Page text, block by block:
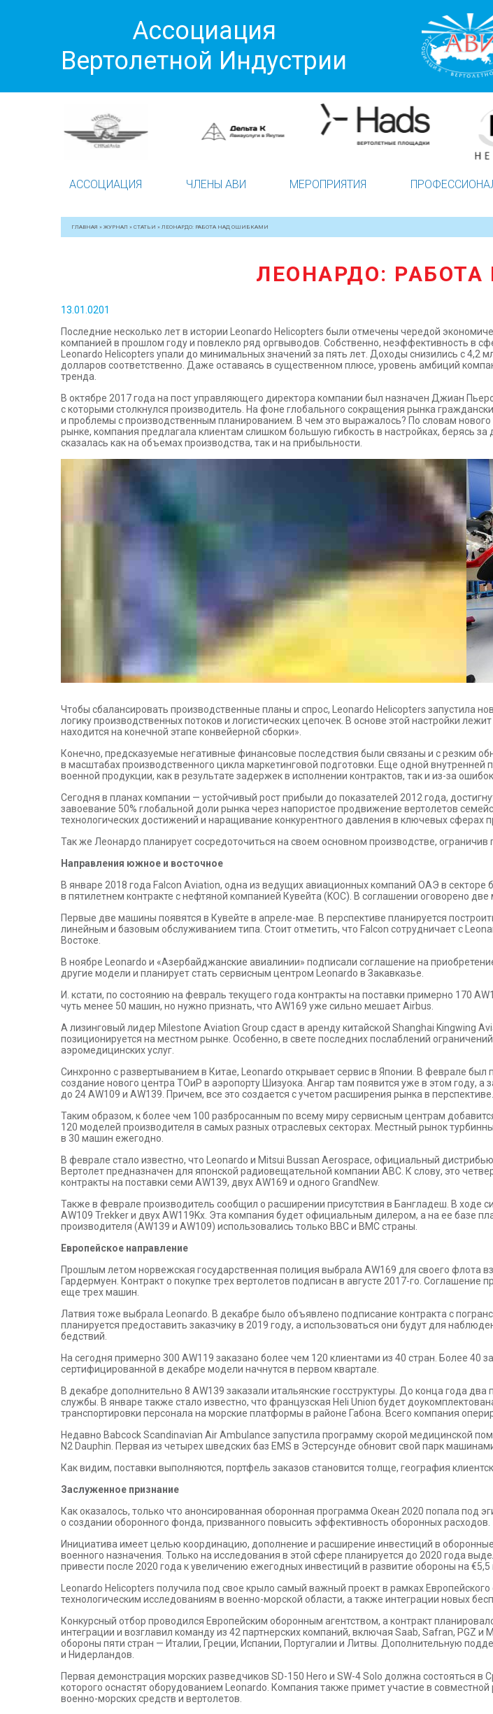
Ассоциация
Вертолетной Индустрии
АССОЦИАЦИЯ ЧЛЕНЫ АВИ МЕРОПРИЯТИЯ
ГЛАВНАЯ » ЖУРНАЛ » СТАТЬИ » ЛЕОНАРДО: РАБОТА НАД ОШИБКАМИ
ЛЕОНАРДО:
13.01.0201
Последние несколько лет в истории Leonardo Helicopters были отмечены чередой
компанией в прошлом году и повлекло ряд оргвыводов. Собственно, неэффективность в
Leonardo Helicopters упали до минимальных значений за пять лет. Доходы снизились с 4,2
долларов соответственно. Даже оставаясь в существенном плюсе, уровень амбиций
тренда.
В октябре 2017 года на пост управляющего директора компании был назначен Джиан
с которыми столкнулся производитель. На фоне глобального сокращения рынка
и проблемы с производственным планированием. В чем это выражалось? По словам
рынке, компания предлагала клиентам слишком большую гибкость в настройках, берясь
сказалась как на объемах производства, так и на прибыльности.
Чтобы сбалансировать производственные планы и спрос, Leonardo Helicopters запустила
логику производственных потоков и логистических цепочек. В основе этой настройки
находится на конечной этапе конвейерной сборки».
Конечно, предсказуемые негативные финансовые последствия были связаны и с резким
в масштабах производственного цикла маркетинговой подготовки. Еще одной
военной продукции, как в результате задержек в исполнении контрактов, так и из-за
Сегодня в планах компании — устойчивый рост прибыли до показателей 2012 года,
завоевание 50% глобальной доли рынка через напористое продвижение вертолетов
технологических достижений и наращивание конкурентного давления в ключевых сферах
Так же Леонардо планирует сосредоточиться на своем основном производстве,
Направления южное и восточное
В январе 2018 года Falcon Aviation, одна из ведущих авиационных компаний ОАЭ в секторе
в пятилетнем контракте с нефтяной компанией Кувейта (KOC). В соглашении оговорено
Первые две машины появятся в Кувейте в апреле-мае. В перспективе планируется
линейным и базовым обслуживанием типа. Стоит отметить, что Falcon сотрудничает с
Востоке.
В ноябре Leonardo и «Азербайджанские авиалинии» подписали соглашение на
другие модели и планирует стать сервисным центром Leonardo в Закавказье.
И. кстати, по состоянию на февраль текущего года контракты на поставки примерно 170
чуть менее 50 машин, но нужно признать, что AW169 уже сильно мешает Airbus.
А лизинговый лидер Milestone Aviation Group сдаст в аренду китайской Shanghai Kingwing
позиционируется на местном рынке. Особенно, в свете последних послаблений
аэромедицинских услуг.
Синхронно с развертыванием в Китае, Leonardo открывает сервис в Японии. В феврале
создание нового центра ТОиР в аэропорту Шизуока. Ангар там появится уже в этом году,
до 24 AW109 и AW139. Причем, все это создается с учетом расширения рынка в перспективе.
Таким образом, к более чем 100 разбросанным по всему миру сервисным центрам
120 моделей производителя в самых разных отраслевых секторах. Местный рынок
в 30 машин ежегодно.
В феврале стало известно, что Leonardo и Mitsui Bussan Aerospace, официальный
Вертолет предназначен для японской радиовещательной компании ABC. К слову, это
контракты на поставки семи AW139, двух AW169 и одного GrandNew.
Также в феврале производитель сообщил о расширении присутствия в Бангладеш. В ходе
AW109 Trekker и двух AW119Kx. Эта компания будет официальным дилером, а на ее базе
производителя (AW139 и AW109) использовались только ВВС и ВМС страны.
Европейское направление
Прошлым летом норвежская государственная полиция выбрала AW169 для своего флота
Гардермуен. Контракт о покупке трех вертолетов подписан в августе 2017-го.
еще трех машин.
Латвия тоже выбрала Leonardo. В декабре было объявлено подписание контракта с
планируется предоставить заказчику в 2019 году, а использоваться они будут для
бедствий.
На сегодня примерно 300 AW119 заказано более чем 120 клиентами из 40 стран. Более 40
сертифицированной в декабре модели начнутся в первом квартале.
В декабре дополнительно 8 AW139 заказали итальянские госструктуры. До конца года
службы. В январе также стало известно, что французская Heli Union будет
транспортировки персонала на морские платформы в районе Габона. Всего компания
Недавно Babcock Scandinavian Air Ambulance запустила программу скорой медицинской
N2 Dauphin. Первая из четырех шведских баз EMS в Эстерсунде обновит свой парк
Как видим, поставки выполняются, портфель заказов становится толще, география
Заслуженное признание
Как оказалось, только что анонсированная оборонная программа Океан 2020 попала под
о создании оборонного фонда, призванного повысить эффективность оборонных расходов.
Инициатива имеет целью координацию, дополнение и расширение инвестиций в
военного назначения. Только на исследования в этой сфере планируется до 2020 года
привести после 2020 года к увеличению ежегодных инвестиций в развитие обороны на €5,5
Leonardo Helicopters получила под свое крыло самый важный проект в рамках
технологическим исследованиям в военно-морской области, а также интеграции новых
Конкурсный отбор проводился Европейским оборонным агентством, а контракт
интеграции и возглавил команду из 42 партнерских компаний, включая Saab, Safran, PGZ
обороны пяти стран — Италии, Греции, Испании, Португалии и Литвы. Дополнительную
и Нидерландов.
Первая демонстрация морских разведчиков SD-150 Hero и SW-4 Solo должна состояться
которого оснастят оборудованием Leonardo. Компания также примет участие в
военно-морских средств и вертолетов.